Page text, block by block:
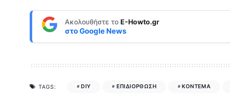
Ακολουθήστε το E-Howto.gr
στοGoogle News
TAGS: DIY ΕΠΙΔΙΟΡΘΩΣΗ ΚΟΝΤΕΜΑ